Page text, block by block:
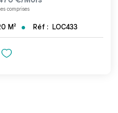
comprises
M² Réf : LOC433